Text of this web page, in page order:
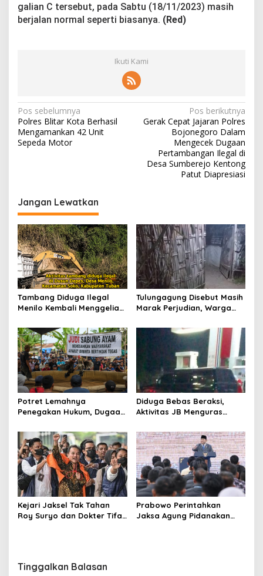
galian C tersebut, pada Sabtu (18/11/2023) masih
berjalan normal seperti biasanya. (Red)
Ikuti Kami
N
a
v
a
s
i
p
o
s
Pos sebelumnya
Polres Blitar Kota Berhasil
Mengamankan 42 Unit
Sepeda Motor
Pos berikutnya
Gerak Cepat Jajaran Polres
Bojonegoro Dalam
Mengecek Dugaan
Pertambangan Ilegal di
Desa Sumberejo Kentong
Patut Diapresiasi
Jangan Lewatkan
Tambang Diduga Ilegal
Menilo Kembali Menggeliat,
Soroti Dugaan Pembiaran
Tulungagung Disebut Masih
Marak Perjudian, Warga
hingga Usut Dugaan Beking
Potret Lemahnya
Penegakan Hukum, Dugaan
Tulungagung Tuai Sorotan
Diduga Bebas Beraksi,
Aktivitas JB Menguras
Bojonegoro Jadi Sorotan
Warga
Kejari Jaksel Tak Tahan
Roy Suryo dan Dokter Tifa,
Prabowo Perintahkan
Jaksa Agung Pidanakan
Tinggalkan Balasan